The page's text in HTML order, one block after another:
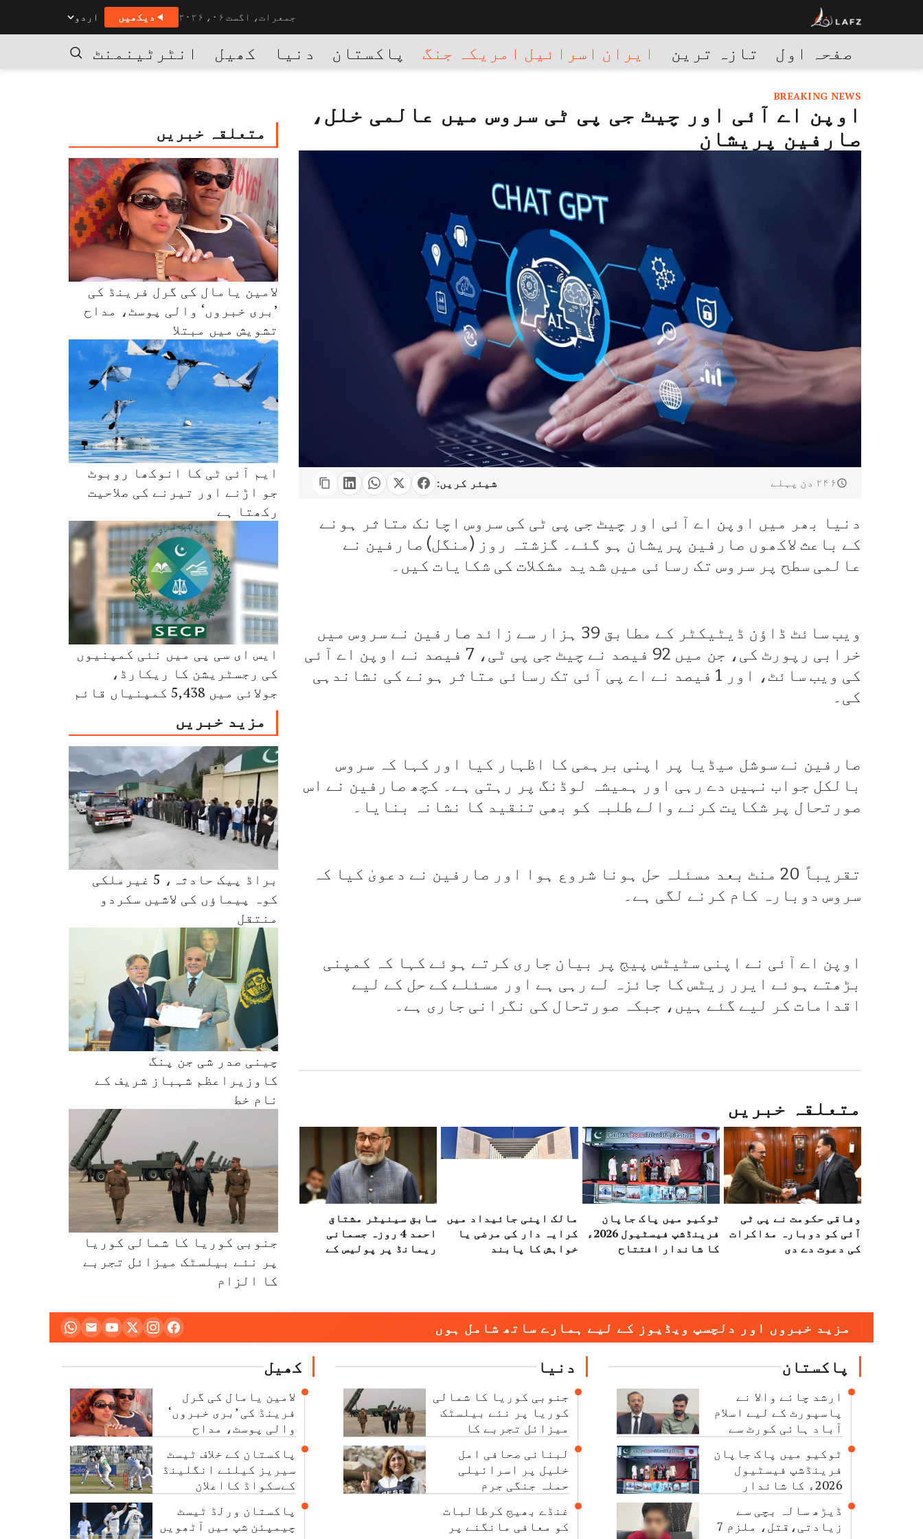
جمعرات، اگست ۰۶، ۲۰۲۶ دیکھیں اردو
صفحہ اول تازہ ترین ایران اسرائیل امریکہ جنگ پاکستان دنیا کھیل انٹرٹینمنٹ کاروبار
BREAKING NEWS
اوپن اے آئی اور چیٹ جی پی ٹی سروس میں عالمی خلل،
صارفین پریشان
۲۴۶ دن پہلے شیئر کریں:
دنیا بھر میں اوپن اے آئی اور چیٹ جی پی ٹی کی سروس اچانک متاثر ہونے
کے باعث لاکھوں صارفین پریشان ہو گئے۔ گزشتہ روز (منگل) صارفین نے
عالمی سطح پر سروس تک رسائی میں شدید مشکلات کی شکایات کیں۔
ویب سائٹ ڈاؤن ڈیٹیکٹر کے مطابق 39 ہزار سے زائد صارفین نے سروس میں
خرابی رپورٹ کی، جن میں 92 فیصد نے چیٹ جی پی ٹی، 7 فیصد نے اوپن اے آئی
کی ویب سائٹ، اور 1 فیصد نے اے پی آئی تک رسائی متاثر ہونے کی نشاندہی
کی۔
صارفین نے سوشل میڈیا پر اپنی برہمی کا اظہار کیا اور کہا کہ سروس
بالکل جواب نہیں دے رہی اور ہمیشہ لوڈنگ پر رہتی ہے۔ کچھ صارفین نے اس
صورتحال پر شکایت کرنے والے طلبہ کو بھی تنقید کا نشانہ بنایا۔
تقریباً 20 منٹ بعد مسئلہ حل ہونا شروع ہوا اور صارفین نے دعویٰ کیا کہ
سروس دوبارہ کام کرنے لگی ہے۔
اوپن اے آئی نے اپنی سٹیٹس پیج پر بیان جاری کرتے ہوئے کہا کہ کمپنی
بڑھتے ہوئے ایرر ریٹس کا جائزہ لے رہی ہے اور مسئلے کے حل کے لیے
اقدامات کر لیے گئے ہیں، جبکہ صورتحال کی نگرانی جاری ہے۔
متعلقہ خبریں
وفاقی حکومت نے پی ٹی
آئی کو دوبارہ مذاکرات
کی دعوت دے دی
ٹوکیو میں پاک جاپان
فرینڈشپ فیسٹیول 2026ء
کا شاندار افتتاح
مالک اپنی جائیداد میں
کرایہ دار کی مرضی یا
خواہش کا پابند
سابق سینیٹر مشتاق
احمد 4 روزہ جسمانی
ریمانڈ پر پولیس کے
متعلقہ خبریں
لامین یامال کی گرل فرینڈ کی
’بری خبروں‘ والی پوسٹ، مداح
تشویش میں مبتلا
ایم آئی ٹی کا انوکھا روبوٹ
جو اڑنے اور تیرنے کی صلاحیت
رکھتا ہے
ایس ای سی پی میں نئی کمپنیوں
کی رجسٹریشن کا ریکارڈ،
جولائی میں 5,438 کمپنیاں قائم
مزید خبریں
براڈ پیک حادثہ، 5 غیرملکی
کوہ پیماؤں کی لاشیں سکردو
منتقل
چینی صدر شی جن پنگ
کاوزیراعظم شہباز شریف کے
نام خط
جنوبی کوریا کا شمالی کوریا
پر نئے بیلسٹک میزائل تجربے
کا الزام
مزید خبروں اور دلچسپ ویڈیوز کے لیے ہمارے ساتھ شامل ہوں
پاکستان
ارشد چائے والا نے
پاسپورٹ کے لیے اسلام
آباد ہائی کورٹ سے
ٹوکیو میں پاک جاپان
فرینڈشپ فیسٹیول
2026ء کا شاندار
ڈیڑھ سالہ بچی سے
زیادتی،قتل، ملزم 7
دنیا
جنوبی کوریا کا شمالی
کوریا پر نئے بیلسٹک
میزائل تجربے کا
لبنانی صحافی امل
خلیل پر اسرائیلی
حملہ جنگی جرم
غنڈے بھیج کرطالبات
کو معافی مانگنے پر
کھیل
لامین یامال کی گرل
فرینڈ کی ’بری خبروں‘
والی پوسٹ، مداح
پاکستان کے خلاف ٹیسٹ
سیریز کیلئے انگلینڈ
کےسکواڈ کااعلان
پاکستان ورلڈ ٹیسٹ
چیمپئن شپ میں آٹھویں